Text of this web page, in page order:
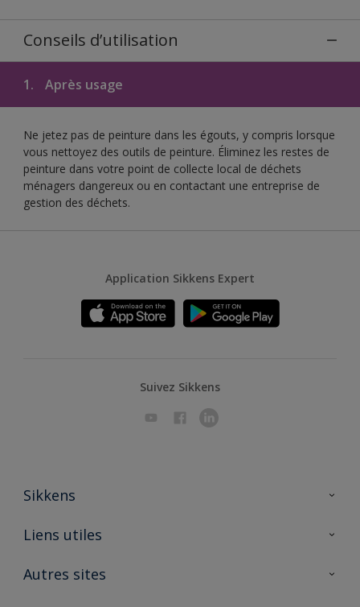
Conseils d’utilisation
1. Après usage
Ne jetez pas de peinture dans les égouts, y compris lorsque
vous nettoyez des outils de peinture. Éliminez les restes de
peinture dans votre point de collecte local de déchets
ménagers dangereux ou en contactant une entreprise de
gestion des déchets.
Application Sikkens Expert
Suivez Sikkens
Sikkens
A propos de Sikkens
Liens utiles
Ouvrir un magasin PASS
Autres sites